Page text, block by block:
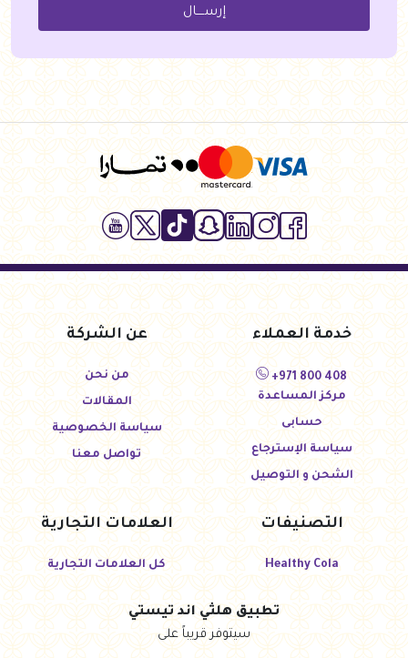
إرســــال
خدمة العملاء
+971 800 408
مركز المساعدة
حسابى
سياسة الإسترجاع
الشحن و التوصيل
عن الشركة
من نحن
المقالات
سياسة الخصوصية
تواصل معنا
التصنيفات
Healthy Cola
العلامات التجارية
كل العلامات التجارية
تطبيق هلثي اند تيستي
سيتوفر قريباً على